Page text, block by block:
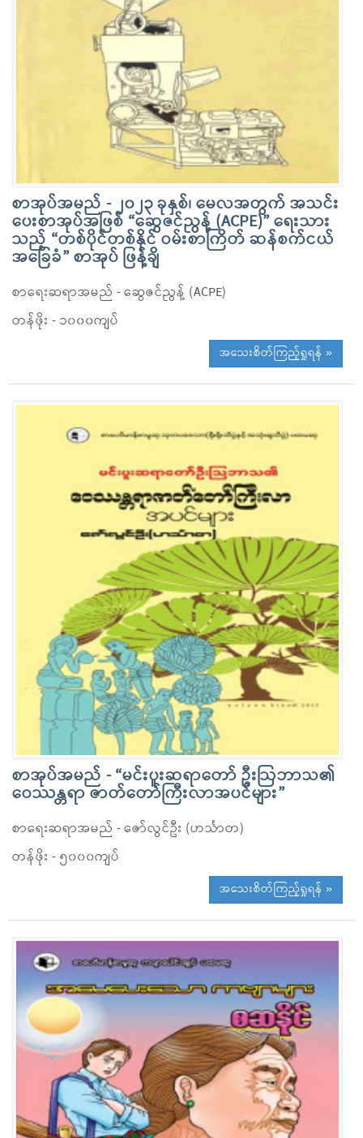
စာအုပ်အမည် - ၂၀၂၃ ခုနှစ်၊ မေလအတွက် အသင်း
ပေးစာအုပ်အဖြစ် “ဆွေဇင်ညွန့် (ACPE)” ရေးသား
သည့် “တစ်ပိုင်တစ်နိုင် ဝမ်းစာကြိတ် ဆန်စက်ငယ်
အခြေခံ” စာအုပ် ဖြန့်ချိ
စာရေးဆရာအမည် - ဆွေဇင်ညွန့် (ACPE)
တန်ဖိုး - ၁၀၀၀ကျပ်
အသေးစိတ်ကြည့်ရှုရန် »
စာအုပ်အမည် - “မင်းပူးဆရာတော် ဦးဩဘာသ၏
ဝေဿန္တရာ ဇာတ်တော်ကြီးလာအပင်များ”
စာရေးဆရာအမည် - ဇော်လွင်ဦး (ဟင်္သာတ)
တန်ဖိုး - ၅၀၀၀ကျပ်
အသေးစိတ်ကြည့်ရှုရန် »